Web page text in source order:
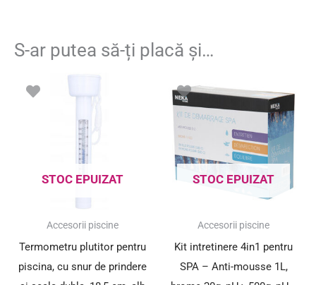
S-ar putea să-ți placă și…
STOC EPUIZAT
Accesorii piscine
Termometru plutitor pentru
piscina, cu snur de prindere
STOC EPUIZAT
Accesorii piscine
Kit intretinere 4in1 pentru
SPA – Anti-mousse 1L,